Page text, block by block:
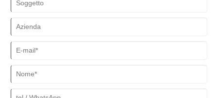
applicazioni in cui sono richiesti accesso senza ostacoli e
fondamentale alla base dei bracci a sbalzo è il loro meccanismo di
resistenza del materiale e dal design del punto di attacco. Questa
supportare vari carichi o oggetti. Il design dei bracci a sbalzo include